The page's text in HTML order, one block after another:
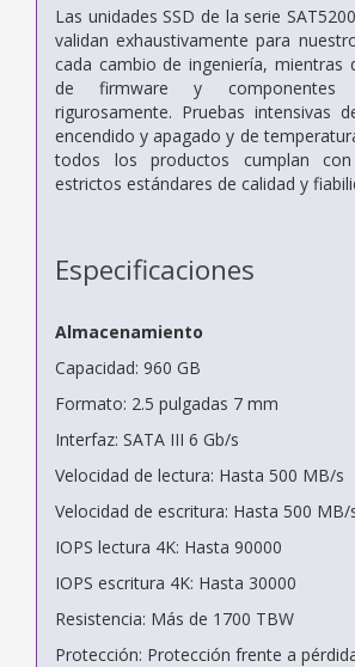
Las unidades SSD de la serie
validan exhaustivamente para
cada cambio de ingeniería, mientras
de firmware y componentes
rigurosamente. Pruebas intensivas
encendido y apagado y de
todos los productos cumplan
estrictos estándares de calidad y
Especificaciones
Almacenamiento
Capacidad: 960 GB
Formato: 2.5 pulgadas 7 mm
Interfaz: SATA III 6 Gb/s
Velocidad de lectura: Hasta 500 MB/s
Velocidad de escritura: Hasta 500 MB/
IOPS lectura 4K: Hasta 90000
IOPS escritura 4K: Hasta 30000
Resistencia: Más de 1700 TBW
Protección: Protección frente a